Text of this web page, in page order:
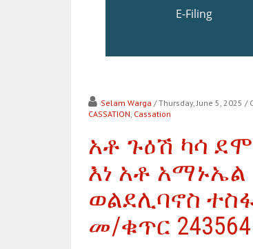
E-Filing
Selam Warga / Thursday, June 5, 2025 /
CASSATION, Cassation
አቶ ጉዕሽ ካሳ
እነ አቶ አማኑኤል
ወልደሊባኖስ
መ/ቁጥር 243564